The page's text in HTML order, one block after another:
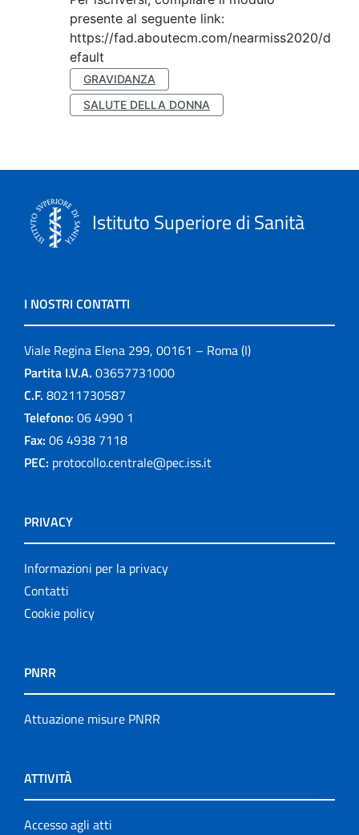
presente al seguente link:
https://fad.aboutecm.com/nearmiss2020/d
efault
GRAVIDANZA
SALUTE DELLA DONNA
Istituto Superiore di Sanità
I NOSTRI CONTATTI
Viale Regina Elena 299, 00161 – Roma (I)
Partita I.V.A. 03657731000
C.F. 80211730587
Telefono: 06 4990 1
Fax: 06 4938 7118
PEC: protocollo.centrale@pec.iss.it
PRIVACY
Informazioni per la privacy
Contatti
Cookie policy
PNRR
Attuazione misure PNRR
ATTIVITÀ
Accesso agli atti